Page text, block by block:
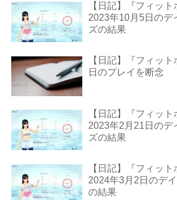
【日記】『フィット
2023年10月5日のデ
ズの結果
【日記】『フィッ
日のプレイを断念
【日記】『フィット
2023年2月21日のデ
ズの結果
【日記】『フィット
2024年3月2日のデ
の結果